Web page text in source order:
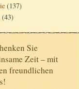
(137)
(43)
Sie
Zeit – mit
freundlichen